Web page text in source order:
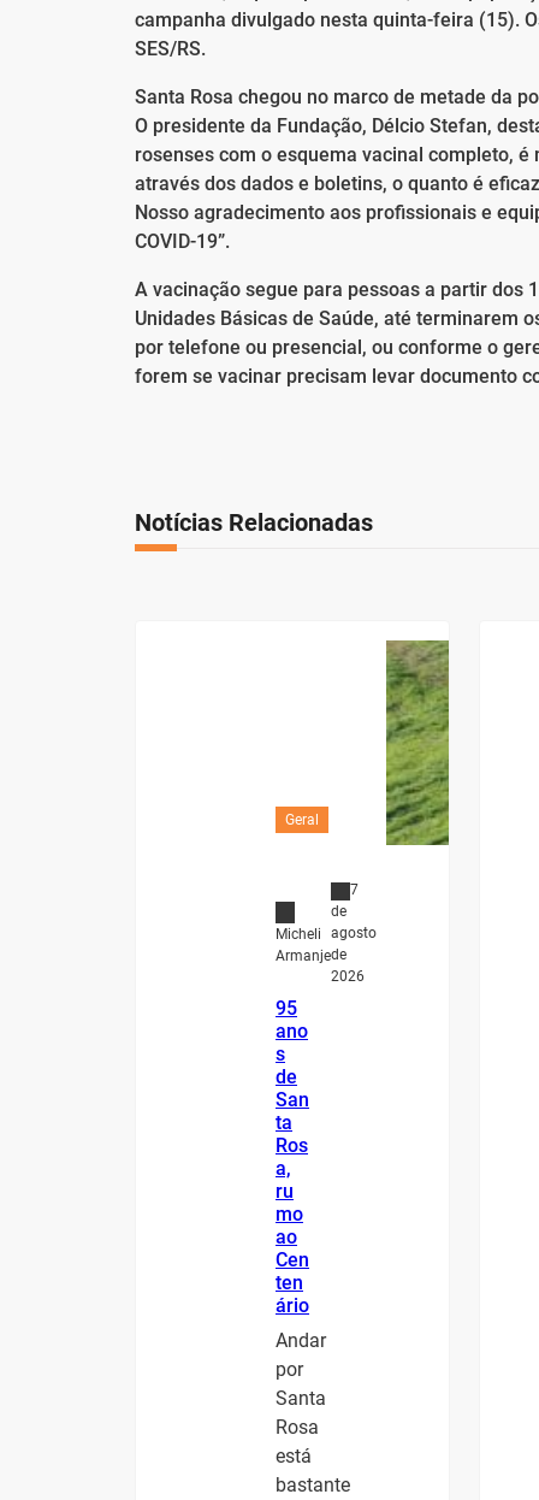
campanha divulgado nesta quinta-feira (15).
SES/RS.
Santa Rosa chegou no marco de metade da
O presidente da Fundação, Délcio Stefan,
rosenses com o esquema vacinal completo,
através dos dados e boletins, o quanto é
Nosso agradecimento aos profissionais e
COVID-19”.
A vacinação segue para pessoas a partir dos
Unidades Básicas de Saúde, até terminarem
por telefone ou presencial, ou conforme o
forem se vacinar precisam levar documento
Notícias Relacionadas
Geral
Micheli
Armanje
7
de
agosto
de
2026
95
ano
s
de
San
ta
Ros
a,
ru
mo
ao
Cen
ten
ário
Andar
por
Santa
Rosa
está
bastante